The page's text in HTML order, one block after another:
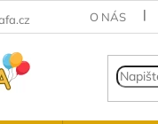
O NÁS